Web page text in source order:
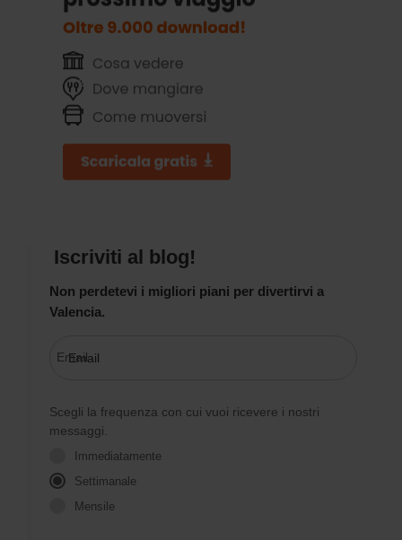
Iscriviti al blog!
Non perdetevi i migliori piani per divertirvi a
Valencia.
Email
Scegli la frequenza con cui vuoi ricevere i nostri
messaggi.
Immediatamente
Settimanale
Mensile